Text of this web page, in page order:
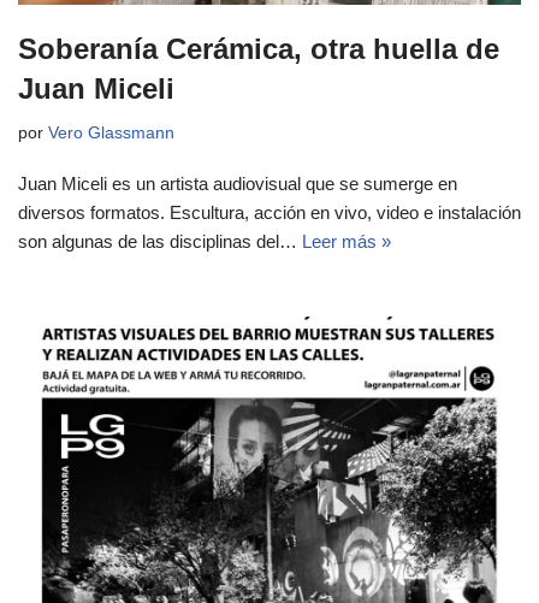
Soberanía Cerámica, otra huella de
Juan Miceli
por Vero Glassmann
Juan Miceli es un artista audiovisual que se sumerge en
diversos formatos. Escultura, acción en vivo, video e instalación
son algunas de las disciplinas del… Leer más »